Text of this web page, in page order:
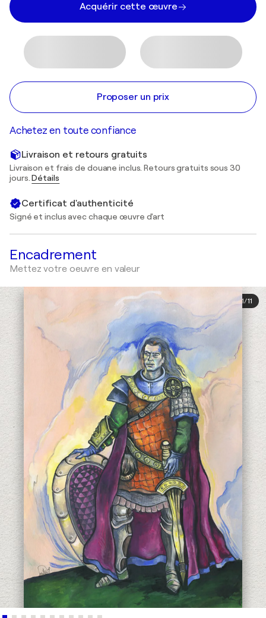
Acquérir cette œuvre
Proposer un prix
Achetez en toute confiance
Livraison et retours gratuits
Livraison et frais de douane inclus. Retours gratuits sous 30
jours.Détails
Certificat d'authenticité
Signé et inclus avec chaque œuvre d'art
Encadrement
Mettez votre oeuvre en valeur
1/11